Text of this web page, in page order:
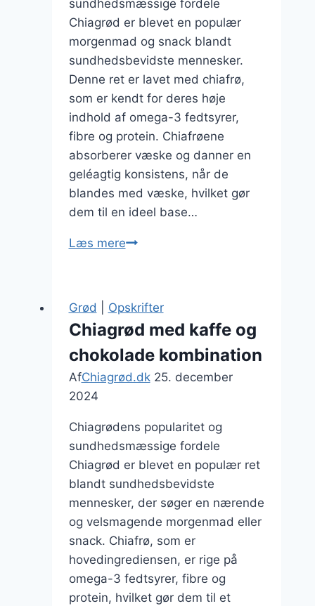
sundhedsmæssige fordele
Chiagrød er blevet en populær
morgenmad og snack blandt
sundhedsbevidste mennesker.
Denne ret er lavet med chiafrø,
som er kendt for deres høje
indhold af omega-3 fedtsyrer,
fibre og protein. Chiafrøene
absorberer væske og danner en
geléagtig konsistens, når de
blandes med væske, hvilket gør
dem til en ideel base…
Læs mereChiagrød
og
for
ekstra
crunch
Grød Opskrifter
Chiagrød med kaffe og
chokolade kombination
AfChiagrød.dk 25. december
2024
Chiagrødens popularitet og
sundhedsmæssige fordele
Chiagrød er blevet en populær ret
blandt sundhedsbevidste
mennesker, der søger en nærende
og velsmagende morgenmad eller
snack. Chiafrø, som er
hovedingrediensen, er rige på
omega-3 fedtsyrer, fibre og
protein, hvilket gør dem til et